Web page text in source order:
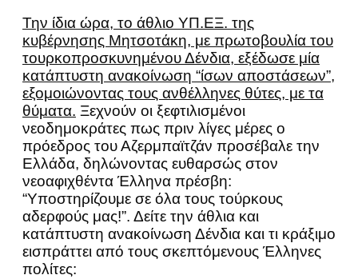
Την ίδια ώρα, το άθλιο ΥΠ.ΕΞ. της
κυβέρνησης Μητσοτάκη, με πρωτοβουλία του
τουρκοπροσκυνημένου Δένδια, εξέδωσε μία
κατάπτυστη ανακοίνωση “ίσων αποστάσεων”,
εξομοιώνοντας τους ανθέλληνες θύτες, με τα
θύματα. Ξεχνούν οι ξεφτιλισμένοι
νεοδημοκράτες πως πριν λίγες μέρες ο
πρόεδρος του Αζερμπαϊτζάν προσέβαλε την
Ελλάδα, δηλώνοντας ευθαρσώς στον
νεοαφιχθέντα Έλληνα πρέσβη:
“Υποστηρίζουμε σε όλα τους τούρκους
αδερφούς μας!”. Δείτε την άθλια και
κατάπτυστη ανακοίνωση Δένδια και τι κράξιμο
εισπράττει από τους σκεπτόμενους Έλληνες
πολίτες: